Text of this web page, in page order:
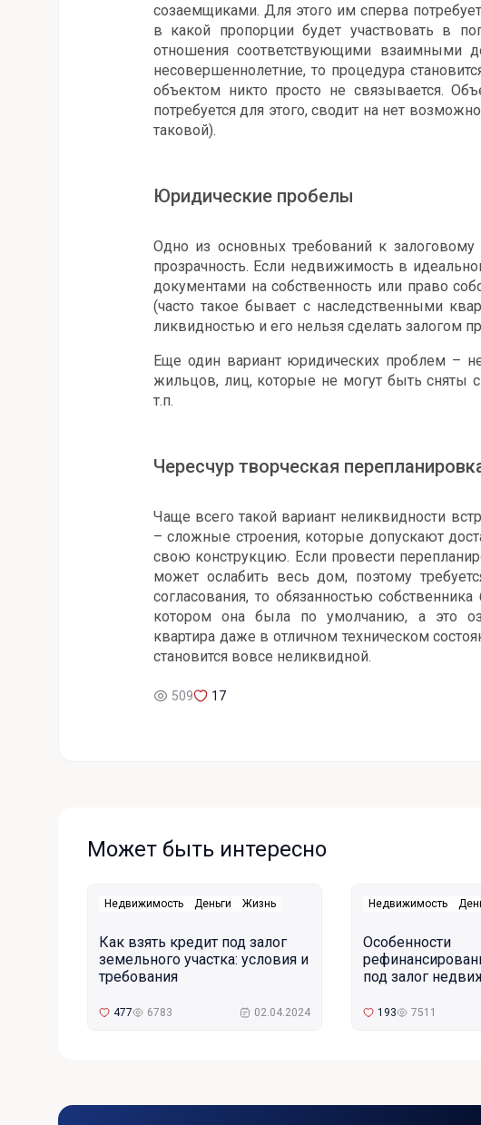
созаемщиками. Для этого им сперва
в какой пропорции будет участвовать в
отношения соответствующими взаимными
несовершеннолетние, то процедура
объектом никто просто не связывается.
потребуется для этого, сводит на нет
таковой).
Юридические пробелы
Одно из основных требований к
прозрачность. Если недвижимость в
документами на собственность или право
(часто такое бывает с наследственными
ликвидностью и его нельзя сделать залогом
Еще один вариант юридических проблем –
жильцов, лиц, которые не могут быть сняты
т.п.
Чересчур творческая
Чаще всего такой вариант неликвидности
– сложные строения, которые допускают
свою конструкцию. Если провести
может ослабить весь дом, поэтому
согласования, то обязанностью
котором она была по умолчанию, а это
квартира даже в отличном техническом
становится вовсе неликвидной.
509 17
Может быть интересно
Недвижимость Деньги Жизнь
Как взять кредит под залог
земельного участка: условия и
требования
477 6783 02.04.2024
Недвижимость
Особенности
под залог
193 7511